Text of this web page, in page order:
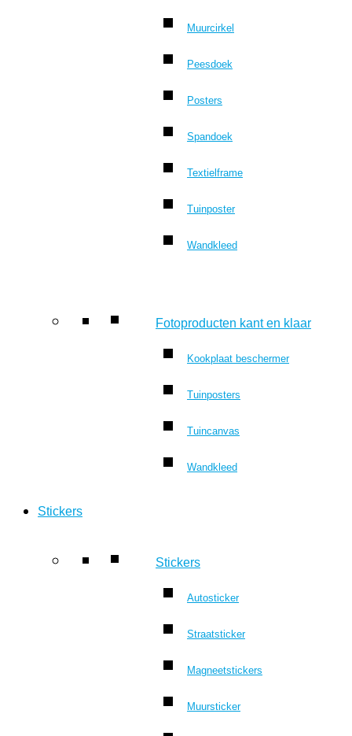
Muurcirkel
Peesdoek
Posters
Spandoek
Textielframe
Tuinposter
Wandkleed
Fotoproducten kant en klaar
Kookplaat beschermer
Tuinposters
Tuincanvas
Wandkleed
Stickers
Stickers
Autosticker
Straatsticker
Magneetstickers
Muursticker